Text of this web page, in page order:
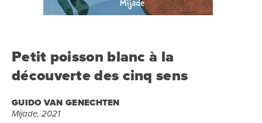
Petit poisson blanc à la
découverte des cinq sens
GUIDO VAN GENECHTEN
Mijade, 2021